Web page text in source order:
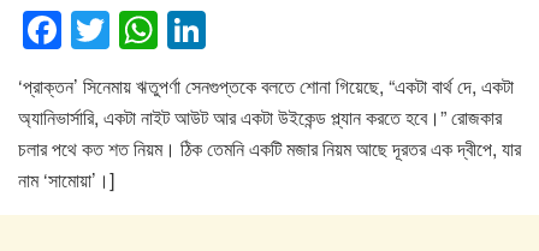
F
a
c
e
b
o
T
wi
tt
er
W
h
at
s
p
n
k
e
n
‘প্রাক্তন’ সিনেমায় ঋতুপর্ণা সেনগুপ্তকে বলতে শোনা গিয়েছে, “একটা বার্থ দে, একটা
অ্যানিভার্সারি, একটা নাইট আউট আর একটা উইকেন্ড প্ল্যান করতে হবে।” রোজকার
চলার পথে কত শত নিয়ম। ঠিক তেমনি একটি মজার নিয়ম আছে দূরতর এক দ্বীপে, যার
নাম ‘সামোয়া’।]